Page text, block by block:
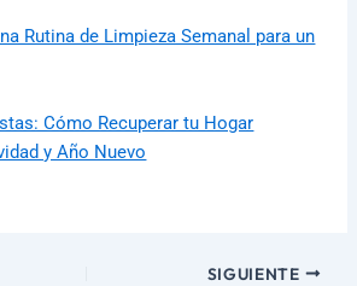
Rutina de Limpieza Semanal para un
Cómo Recuperar tu Hogar
y Año Nuevo
SIGUIENTE